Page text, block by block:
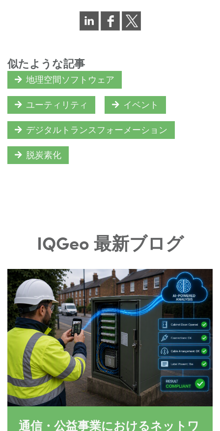
似たような記事
地理空間ソフトウェア
ユーティリティ イベント
デジタルトランスフォーメーション
脱炭素化
IQGeo 最新ブログ
通信・公益事業におけるネットワ